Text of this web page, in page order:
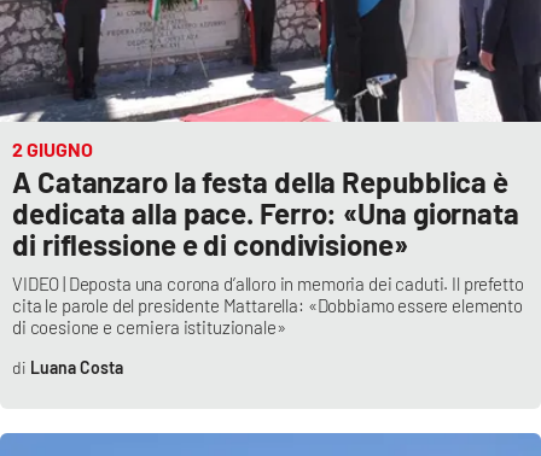
Lamezia Terme
PROGETTI
SPECIALI
Buona Sanità Calabria
LA
CALABRIAVISIONE
Destinazioni
Eventi
Food
2 GIUGNO
A Catanzaro la festa della Repubblica è
dedicata alla pace. Ferro: «Una giornata
di riflessione e di condivisione»
VIDEO | Deposta una corona d’alloro in memoria dei caduti. Il prefetto
cita le parole del presidente Mattarella: «Dobbiamo essere elemento
di coesione e cerniera istituzionale»
Luana Costa